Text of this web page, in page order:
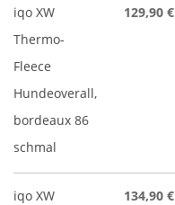
iqo XW
Thermo-
Fleece
Hundeoverall,
bordeaux 86
schmal
129,90 €
iqo XW
134,90 €